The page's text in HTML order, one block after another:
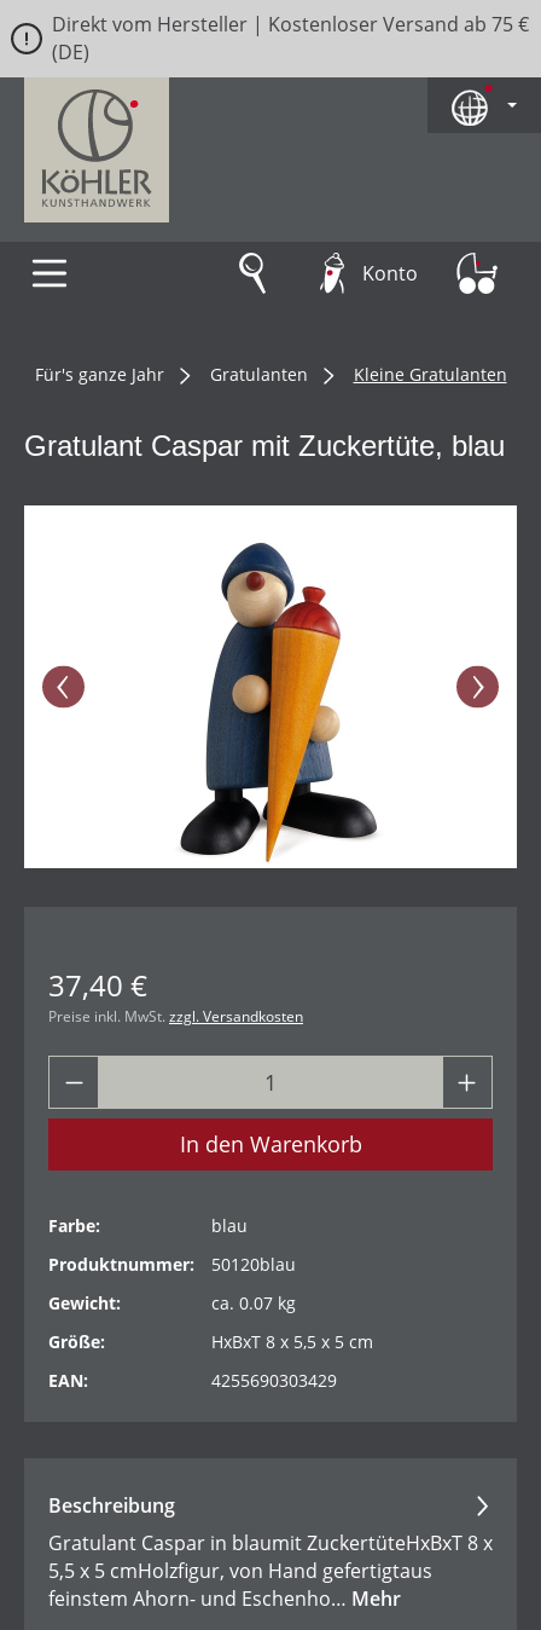
Zum Hauptinhalt springen
Direkt vom Hersteller | Kostenloser Versand ab 75 €
(DE)
Konto
Für's ganze Jahr Gratulanten Kleine Gratulanten
Gratulant Caspar mit Zuckertüte, blau
37,40 €
Preise inkl. MwSt. zzgl. Versandkosten
In den Warenkorb
Farbe:
blau
Produktnummer:
50120blau
Gewicht:
ca. 0.07 kg
Größe:
HxBxT 8 x 5,5 x 5 cm
EAN:
4255690303429
Beschreibung
Gratulant Caspar in blaumit ZuckertüteHxBxT 8 x
5,5 x 5 cmHolzfigur, von Hand gefertigtaus
feinstem Ahorn- und Eschenho… Mehr